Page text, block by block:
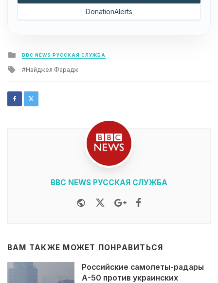
DonationAlerts
Posted
in
BBC NEWS РУССКАЯ СЛУЖБА
Tagged
Найджел Фарадж
BBC NEWS РУССКАЯ СЛУЖБА
WebsiteTwitterGoogle+
ВАМ ТАКЖЕ МОЖЕТ ПОНРАВИТЬСЯ
Российские самолеты-радары
А-50 против украинских